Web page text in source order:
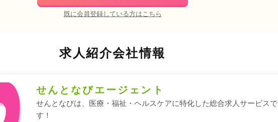
既に会員登録している方はこちら
求人紹介会社情報
せんとなびエージェント
せんとなびは、医療・福祉・ヘルスケアに特化した総合求人サービスで
す！